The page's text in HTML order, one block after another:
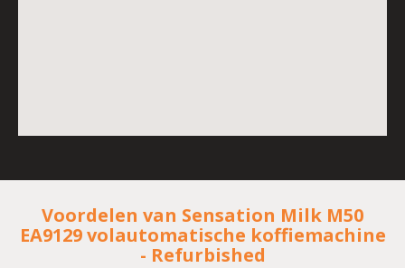
Voordelen van Sensation Milk M50
EA9129 volautomatische koffiemachine
- Refurbished